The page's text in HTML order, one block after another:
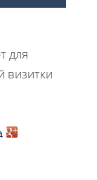
для
визитки